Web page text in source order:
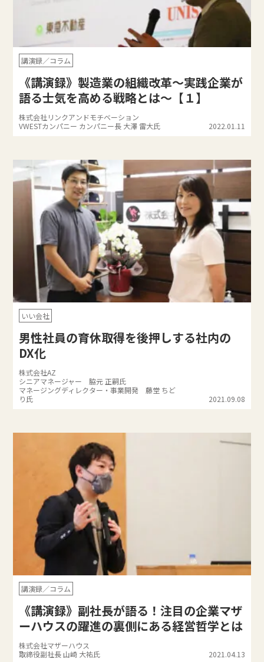
講演録／コラム
《講演録》製造業の組織改革～実践企業が
語る士気を高める戦略とは～【１】
株式会社リンクアンドモチベーション
VWESTカンパニー カンパニー長 大澤 雷大氏
2022.01.11
いい会社
男性社員の育休取得を後押しする社内の
DX化
株式会社AZ
シニアマネージャー 脇元 正嗣氏
マネージングディレクター・事業開発 藤堂 ちど
り氏
2021.09.08
講演録／コラム
《講演録》副社長が語る！注目の企業マザ
ーハウスの躍進の裏側にある経営哲学とは
株式会社マザーハウス
取締役副社長 山崎 大祐氏
2021.04.13